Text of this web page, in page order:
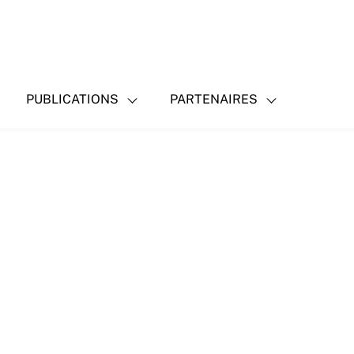
PUBLICATIONS PARTENAIRES